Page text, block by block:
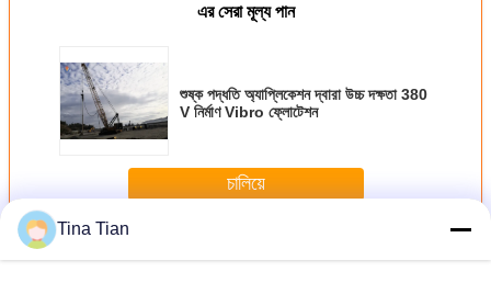
এর সেরা মূল্য পান
শুষ্ক পদ্ধতি অ্যাপ্লিকেশন দ্বারা উচ্চ দক্ষতা 380
V নির্মাণ Vibro ফ্লোটেশন
চালিয়ে
অধিকনীচের ফিড Vibroflot
Tina Tian